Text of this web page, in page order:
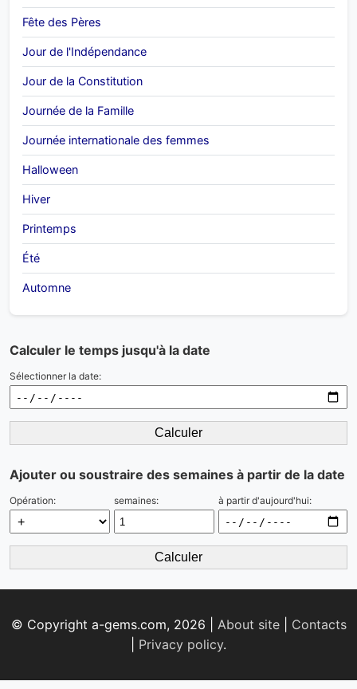
Fête des Pères
Jour de l'Indépendance
Jour de la Constitution
Journée de la Famille
Journée internationale des femmes
Halloween
Hiver
Printemps
Été
Automne
Calculer le temps jusqu'à la date
Sélectionner la date:
Calculer
Ajouter ou soustraire des semaines à partir de la date
Opération: semaines: à partir d'aujourd'hui:
Calculer
© Copyright a-gems.com, 2026 | About site| Contacts
Privacy policy.